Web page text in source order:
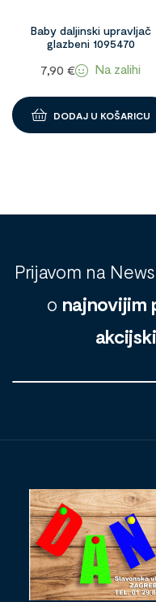
Baby daljinski upravljač
glazbeni 1095470
7,90€ Na zalihi
DODAJ U KOŠARICU
Prijavom na
o najnovijim